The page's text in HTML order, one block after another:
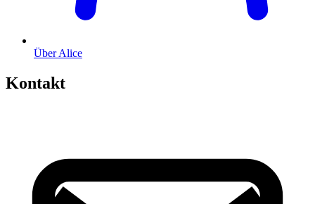
Über Alice
Kontakt